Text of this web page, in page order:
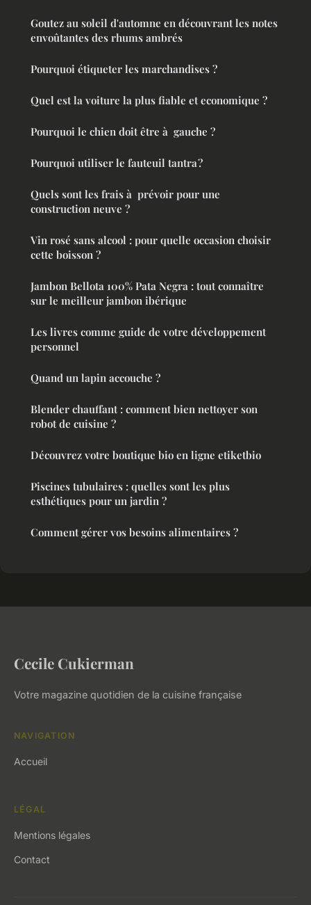
Goutez au soleil d'automne en découvrant les notes
envoûtantes des rhums ambrés
Pourquoi étiqueter les marchandises ?
Quel est la voiture la plus fiable et economique ?
Pourquoi le chien doit être à gauche ?
Pourquoi utiliser le fauteuil tantra ?
Quels sont les frais à prévoir pour une
construction neuve ?
Vin rosé sans alcool : pour quelle occasion choisir
cette boisson ?
Jambon Bellota 100% Pata Negra : tout connaître
sur le meilleur jambon ibérique
Les livres comme guide de votre développement
personnel
Quand un lapin accouche ?
Blender chauffant : comment bien nettoyer son
robot de cuisine ?
Découvrez votre boutique bio en ligne etiketbio
Piscines tubulaires : quelles sont les plus
esthétiques pour un jardin ?
Comment gérer vos besoins alimentaires ?
Cecile Cukierman
Votre magazine quotidien de la cuisine française
NAVIGATION
Accueil
LÉGAL
Mentions légales
Contact